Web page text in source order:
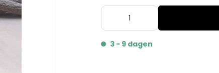
3 - 9 dagen